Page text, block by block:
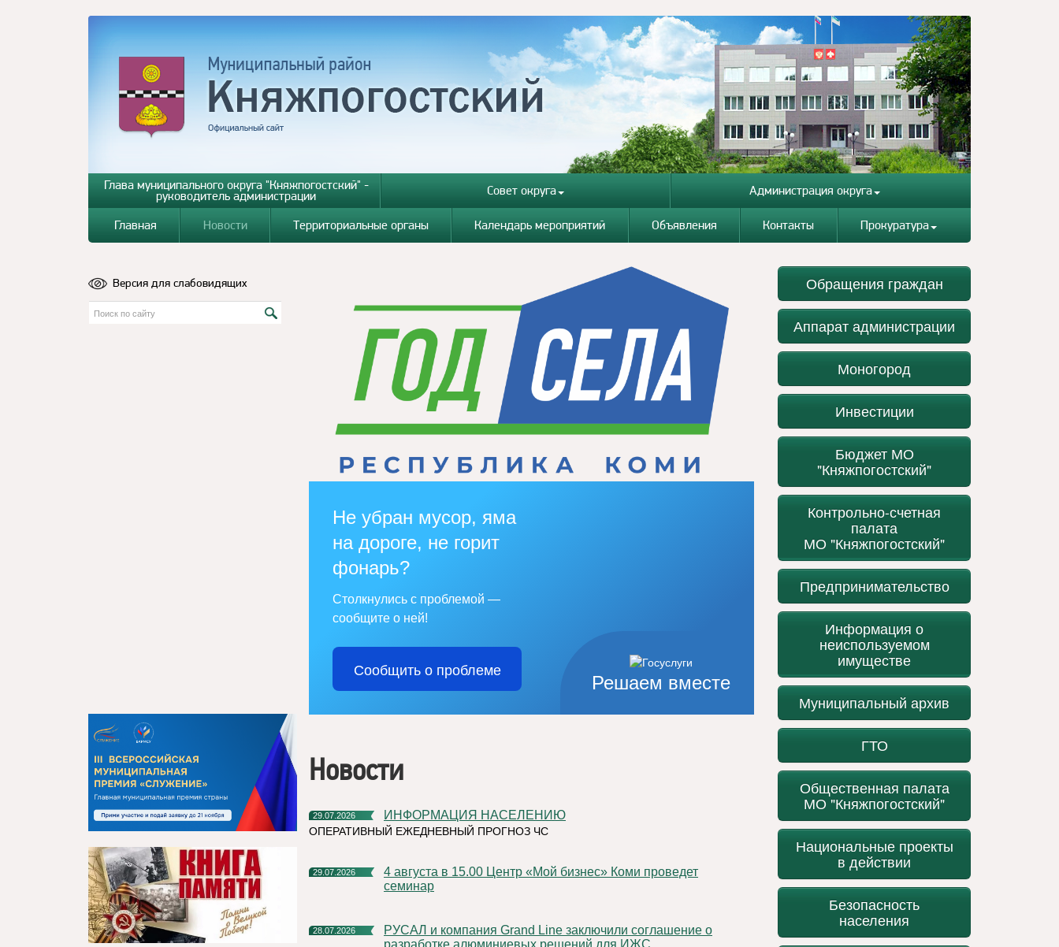
Глава муниципального округа "Княжпогостский" -
руководитель администрации Совет округа Администрация округа
Главная Новости Территориальные органы Календарь мероприятий Объявления Контакты Прокуратура
Версия для слабовидящих
Решаем вместе
Не убран мусор, яма
на дороге, не горит
фонарь?
Столкнулись с проблемой —
сообщите о ней!
Сообщить о проблеме
Новости
29.07.2026 ИНФОРМАЦИЯ НАСЕЛЕНИЮ
ОПЕРАТИВНЫЙ ЕЖЕДНЕВНЫЙ ПРОГНОЗ ЧС
29.07.2026
4 августа в 15.00 Центр «Мой бизнес» Коми проведет
семинар
28.07.2026
РУСАЛ и компания Grand Line заключили соглашение о
разработке алюминиевых решений для ИЖС
Обращения граждан
Аппарат администрации
Моногород
Инвестиции
Бюджет МО
"Княжпогостский"
Контрольно-счетная
палата
МО "Княжпогостский"
Предпринимательство
Информация о
неиспользуемом
имуществе
Муниципальный архив
ГТО
Общественная палата
МО "Княжпогостский"
Национальные проекты
в действии
Безопасность
населения